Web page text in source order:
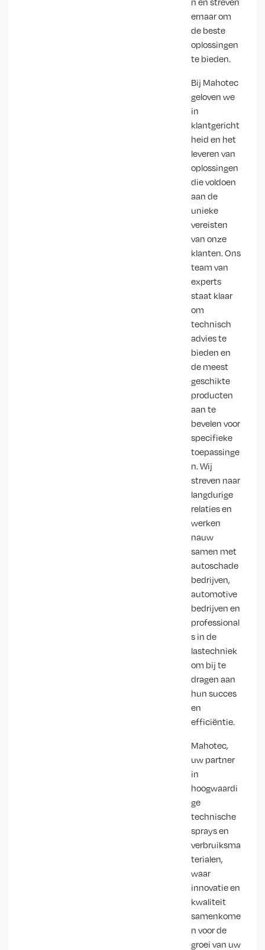
ernaar om
de beste
oplossingen
te bieden.
Bij Mahotec
geloven we
in
klantgericht
heid en het
leveren van
oplossingen
die voldoen
aan de
unieke
vereisten
van onze
klanten. Ons
team van
experts
staat klaar
om
technisch
advies te
bieden en
de meest
geschikte
producten
aan te
bevelen voor
specifieke
toepassinge
n. Wij
streven naar
langdurige
relaties en
werken
nauw
samen met
autoschade
bedrijven,
automotive
bedrijven en
professional
s in de
lastechniek
om bij te
dragen aan
hun succes
en
efficiëntie.
Mahotec,
uw partner
in
hoogwaardi
ge
technische
sprays en
verbruiksma
terialen,
waar
innovatie en
kwaliteit
samenkome
n voor de
groei van uw